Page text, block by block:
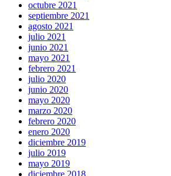
octubre 2021
septiembre 2021
agosto 2021
julio 2021
junio 2021
mayo 2021
febrero 2021
julio 2020
junio 2020
mayo 2020
marzo 2020
febrero 2020
enero 2020
diciembre 2019
julio 2019
mayo 2019